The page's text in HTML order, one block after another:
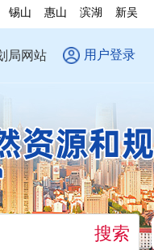
锡山 惠山 滨湖 新吴
局网站 用户登录